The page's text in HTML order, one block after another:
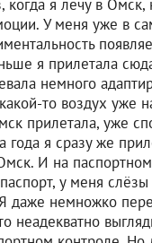
я лечу в Омск,
У меня уже в
я прилетала
немного
то воздух уже
прилетала, уже
года я сразу же
И на
у меня
даже немножко
неадекватно